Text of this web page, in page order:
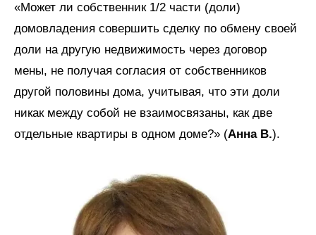
«Может ли собственник 1/2 части (доли)
домовладения совершить сделку по обмену своей
доли на другую недвижимость через договор
мены, не получая согласия от собственников
другой половины дома, учитывая, что эти доли
никак между собой не взаимосвязаны, как две
отдельные квартиры в одном доме?» (Анна В.).